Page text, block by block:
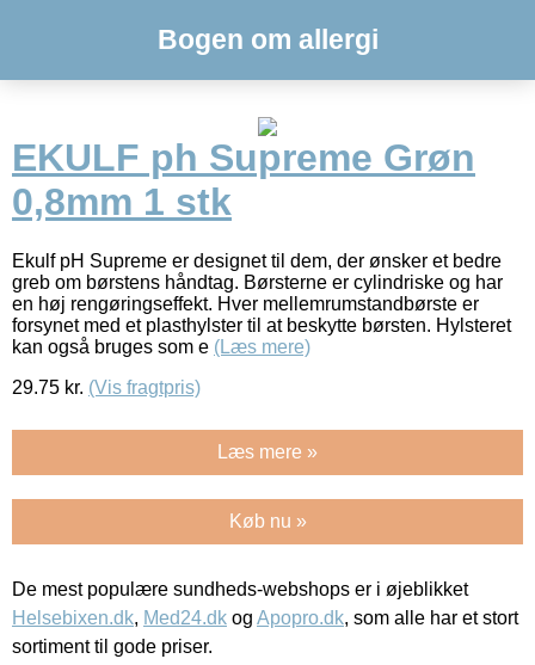
Bogen om allergi
EKULF ph Supreme Grøn
0,8mm 1 stk
Ekulf pH Supreme er designet til dem, der ønsker et bedre
greb om børstens håndtag. Børsterne er cylindriske og har
en høj rengøringseffekt. Hver mellemrumstandbørste er
forsynet med et plasthylster til at beskytte børsten. Hylsteret
kan også bruges som e (Læs mere)
29.75 kr. (Vis fragtpris)
Læs mere »
Køb nu »
De mest populære sundheds-webshops er i øjeblikket
Helsebixen.dk, Med24.dk og Apopro.dk, som alle har et stort
sortiment til gode priser.